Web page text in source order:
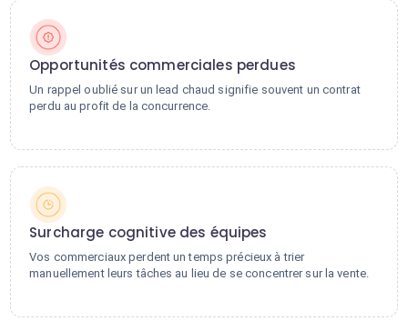
Opportunités commerciales perdues
Un rappel oublié sur un lead chaud signifie souvent un contrat
perdu au profit de la concurrence.
Surcharge cognitive des équipes
Vos commerciaux perdent un temps précieux à trier
manuellement leurs tâches au lieu de se concentrer sur la vente.